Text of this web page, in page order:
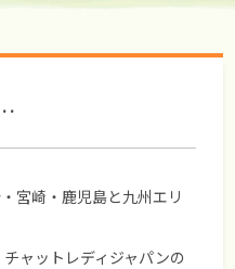
宮崎・鹿児島と九州エリ
ャットレディジャパンの